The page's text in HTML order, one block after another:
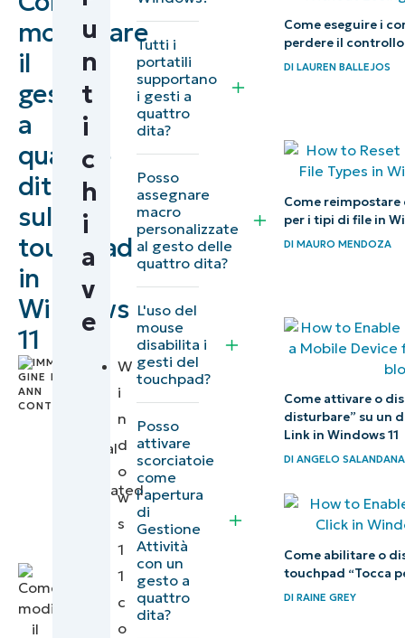
modificare
il
gesto
a
quattro
dita
sul
touchpad
in
Windows
11
Technical
translated
personalizzazione
dei gesti del
touchpad in
Windows 11
Risoluzione
dei problemi
configurazione
dei gesti a
quattro dita in
Windows 11
Utilizza al
meglio il
Microsoft
Surface
gesti a
quattro
u
n
t
i
c
h
i
a
v
e
W
i
n
d
o
w
s
1
1
c
o
Tutti i
portatili
supportano
i gesti a
quattro
dita?
Posso
assegnare
macro
personalizzate
al gesto delle
quattro dita?
L'uso del
mouse
disabilita i
gesti del
touchpad?
Posso
attivare
scorciatoie
come
l'apertura
di
Gestione
Attività
con un
gesto a
quattro
dita?
Come eseguire i
perdere il controllo
DILAUREN BALLEJOS
Come
per i tipi di file in
DIMAURO MENDOZA
Come attivare o
disturbare” su un
Link in Windows 11
DIANGELO
Come abilitare o
touchpad “Tocca
DIRAINE GREY